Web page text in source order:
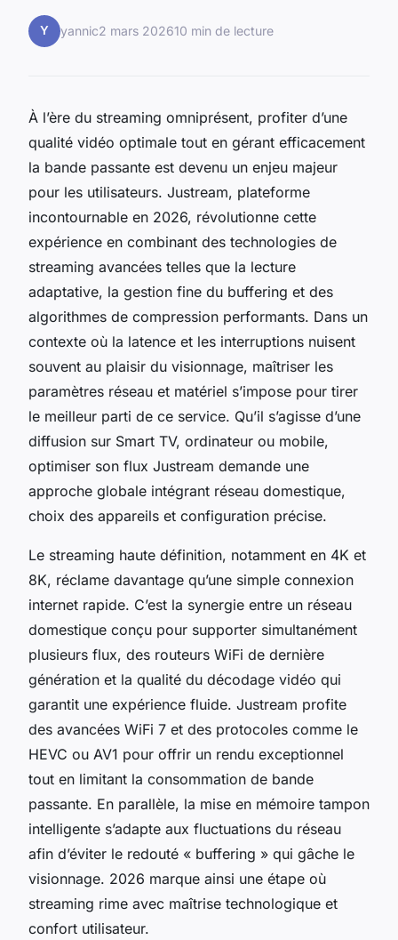
Y yannic2 mars 202610 min de lecture
À l’ère du streaming omniprésent, profiter d’une
qualité vidéo optimale tout en gérant efficacement
la bande passante est devenu un enjeu majeur
pour les utilisateurs. Justream, plateforme
incontournable en 2026, révolutionne cette
expérience en combinant des technologies de
streaming avancées telles que la lecture
adaptative, la gestion fine du buffering et des
algorithmes de compression performants. Dans un
contexte où la latence et les interruptions nuisent
souvent au plaisir du visionnage, maîtriser les
paramètres réseau et matériel s’impose pour tirer
le meilleur parti de ce service. Qu’il s’agisse d’une
diffusion sur Smart TV, ordinateur ou mobile,
optimiser son flux Justream demande une
approche globale intégrant réseau domestique,
choix des appareils et configuration précise.
Le streaming haute définition, notamment en 4K et
8K, réclame davantage qu’une simple connexion
internet rapide. C’est la synergie entre un réseau
domestique conçu pour supporter simultanément
plusieurs flux, des routeurs WiFi de dernière
génération et la qualité du décodage vidéo qui
garantit une expérience fluide. Justream profite
des avancées WiFi 7 et des protocoles comme le
HEVC ou AV1 pour offrir un rendu exceptionnel
tout en limitant la consommation de bande
passante. En parallèle, la mise en mémoire tampon
intelligente s’adapte aux fluctuations du réseau
afin d’éviter le redouté « buffering » qui gâche le
visionnage. 2026 marque ainsi une étape où
streaming rime avec maîtrise technologique et
confort utilisateur.